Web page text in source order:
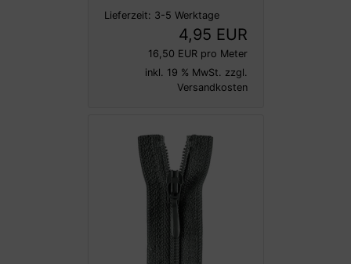
Lieferzeit: 3-5 Werktage
4,95 EUR
16,50 EUR pro Meter
inkl. 19 % MwSt. zzgl.
Versandkosten